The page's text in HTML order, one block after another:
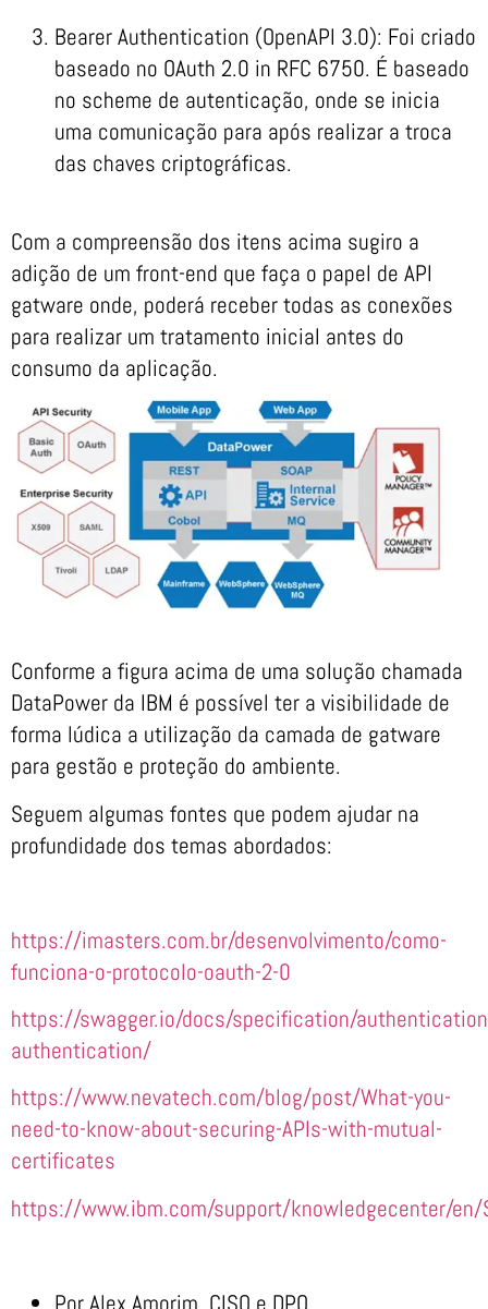
Bearer Authentication (OpenAPI 3.0): Foi criado
baseado no OAuth 2.0 in RFC 6750. É baseado
no scheme de autenticação, onde se inicia
uma comunicação para após realizar a troca
das chaves criptográficas.
Com a compreensão dos itens acima sugiro a
adição de um front-end que faça o papel de API
gatware onde, poderá receber todas as conexões
para realizar um tratamento inicial antes do
consumo da aplicação.
Conforme a figura acima de uma solução chamada
DataPower da IBM é possível ter a visibilidade de
forma lúdica a utilização da camada de gatware
para gestão e proteção do ambiente.
Seguem algumas fontes que podem ajudar na
profundidade dos temas abordados:
https://imasters.com.br/desenvolvimento/como-
funciona-o-protocolo-oauth-2-0
https://swagger.io/docs/specification/
authentication/
https://www.nevatech.com/blog/post/What-you-
need-to-know-about-securing-APIs-with-mutual-
certificates
https://www.ibm.com/support/knowledgecenter/en/
Por Alex Amorim, CISO e DPO